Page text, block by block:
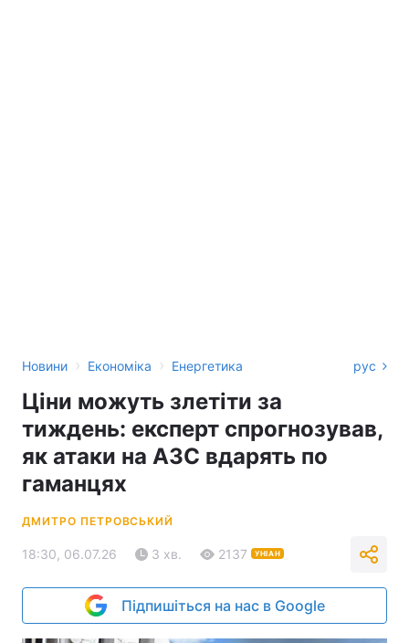
Новини › Економіка › Енергетика рус
Ціни можуть злетіти за
тиждень: експерт спрогнозував,
як атаки на АЗС вдарять по
гаманцях
ДМИТРО ПЕТРОВСЬКИЙ
18:30, 06.07.26 3 хв. 2137 УНІАН
Підпишіться на нас в Google